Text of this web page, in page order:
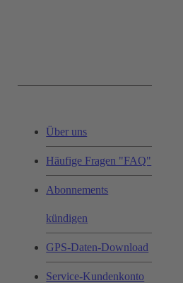
Über uns
Häufige Fragen "FAQ"
Abonnements
kündigen
GPS-Daten-Download
Service-Kundenkonto